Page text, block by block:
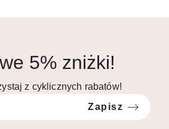
5% zniżki!
z cyklicznych rabatów!
Zapisz